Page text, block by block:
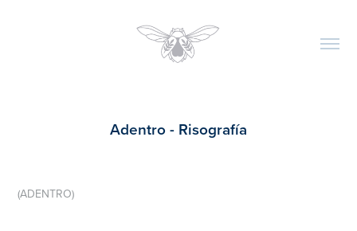
Adentro - Risografía
(ADENTRO)